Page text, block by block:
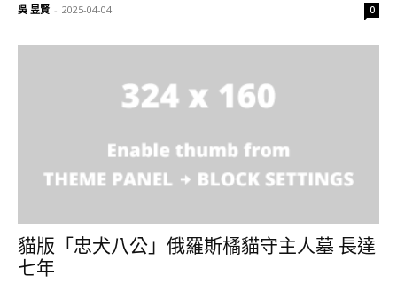
吳 昱賢 - 2025-04-04 0
貓版「忠犬八公」俄羅斯橘貓守主人墓 長達
七年